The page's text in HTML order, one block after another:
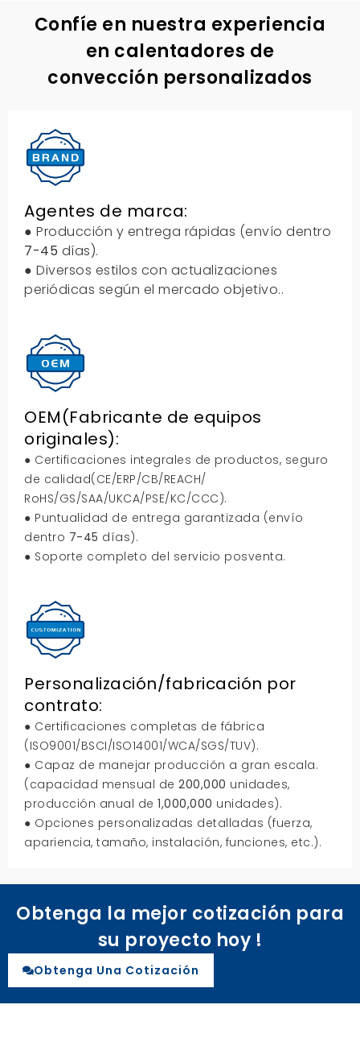
Confíe en nuestra experiencia
en calentadores de
convección personalizados
Agentes de marca:
● Producción y entrega rápidas (envío dentro
7-45 días).
● Diversos estilos con actualizaciones
periódicas según el mercado objetivo..
OEM(Fabricante de equipos
originales):
● Certificaciones integrales de productos, seguro
de calidad(CE/ERP/CB/REACH/
RoHS/GS/SAA/UKCA/PSE/KC/CCC).
● Puntualidad de entrega garantizada (envío
dentro 7-45 días).
● Soporte completo del servicio posventa.
Personalización/fabricación por
contrato:
● Certificaciones completas de fábrica
(ISO9001/BSCI/ISO14001/WCA/SGS/TUV).
● Capaz de manejar producción a gran escala.
(capacidad mensual de 200,000 unidades,
producción anual de 1,000,000 unidades).
● Opciones personalizadas detalladas (fuerza,
apariencia, tamaño, instalación, funciones, etc.).
Obtenga la mejor cotización para
su proyecto hoy !
Obtenga Una Cotización